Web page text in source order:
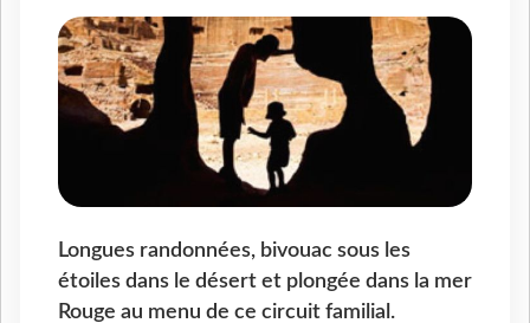
Longues randonnées, bivouac sous les
étoiles dans le désert et plongée dans la mer
Rouge au menu de ce circuit familial.